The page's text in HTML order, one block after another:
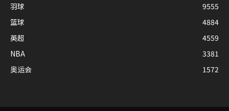
羽球
9555
篮球
4884
英超
4559
NBA
3381
奥运会
1572